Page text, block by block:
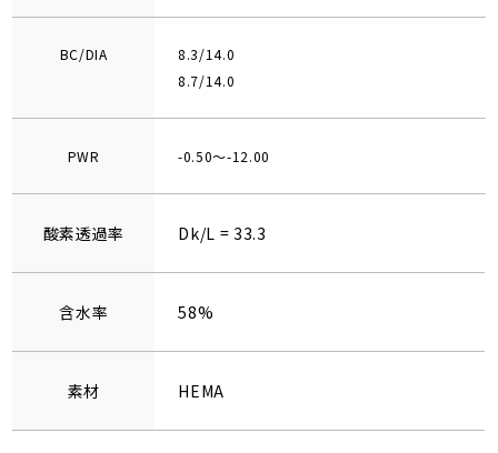
BC/DIA
8.3/14.0
8.7/14.0
PWR -0.50～-12.00
酸素透過率 Dk/L = 33.3
含水率 58%
素材 HEMA